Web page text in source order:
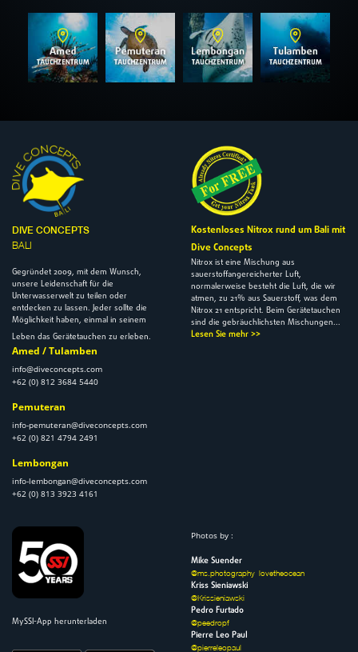
DIVE CONCEPTS
BALI
Gegründet 2009, mit dem Wunsch,
unsere Leidenschaft für die
Unterwasserwelt zu teilen oder
entdecken zu lassen. Jeder sollte die
Möglichkeit haben, einmal in seinem
Leben das Gerätetauchen zu erleben.
Amed / Tulamben
info@diveconcepts.com
+62 (0) 812 3684 5440
Kostenloses Nitrox rund um Bali mit
Dive Concepts
Nitrox ist eine Mischung aus
sauerstoffangereicherter Luft,
normalerweise besteht die Luft, die wir
atmen, zu 21% aus Sauerstoff, was dem
Nitrox 21 entspricht. Beim Gerätetauchen
sind die gebräuchlichsten Mischungen...
Lesen Sie mehr >>
Pemuteran
info-pemuteran@diveconcepts.com
+62 (0) 821 4794 2491
Lembongan
info-lembongan@diveconcepts.com
+62 (0) 813 3923 4161
MySSI-App herunterladen
Photos by :
Mike Suender
@ms.photography_lovetheocean
Kriss Sieniawski
@Krissieniawski
Pedro Furtado
@peedropf
Pierre Leo Paul
@pierreleopaul